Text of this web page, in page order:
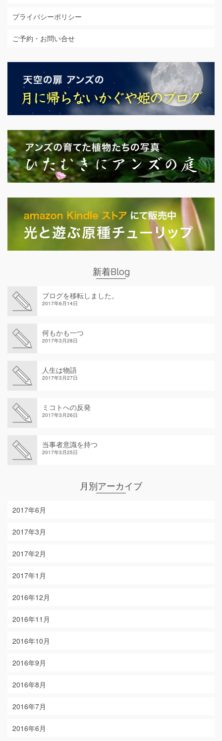
プライバシーポリシー
ご予約・お問い合せ
新着Blog
ブログを移転しました。
2017年6月14日
何もかも一つ
2017年3月28日
人生は物語
2017年3月27日
ミコトへの反発
2017年3月26日
当事者意識を持つ
2017年3月25日
月別アーカイブ
2017年6月
2017年3月
2017年2月
2017年1月
2016年12月
2016年11月
2016年10月
2016年9月
2016年8月
2016年7月
2016年6月